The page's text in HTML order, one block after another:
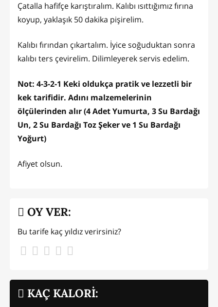
Çatalla hafifçe karıştıralım. Kalıbı ısıttığımız fırına
koyup, yaklaşık 50 dakika pişirelim.
Kalıbı fırından çıkartalım. İyice soğuduktan sonra
kalıbı ters çevirelim. Dilimleyerek servis edelim.
Not: 4-3-2-1 Keki oldukça pratik ve lezzetli bir
kek tarifidir. Adını malzemelerinin
ölçülerinden alır (4 Adet Yumurta, 3 Su Bardağı
Un, 2 Su Bardağı Toz Şeker ve 1 Su Bardağı
Yoğurt)
Afiyet olsun.
KAÇ KALORİ:
OY VER:
Bu tarife kaç yıldız verirsiniz?